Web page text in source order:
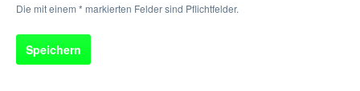
Die mit einem * markierten Felder sind Pflichtfelder.
Speichern